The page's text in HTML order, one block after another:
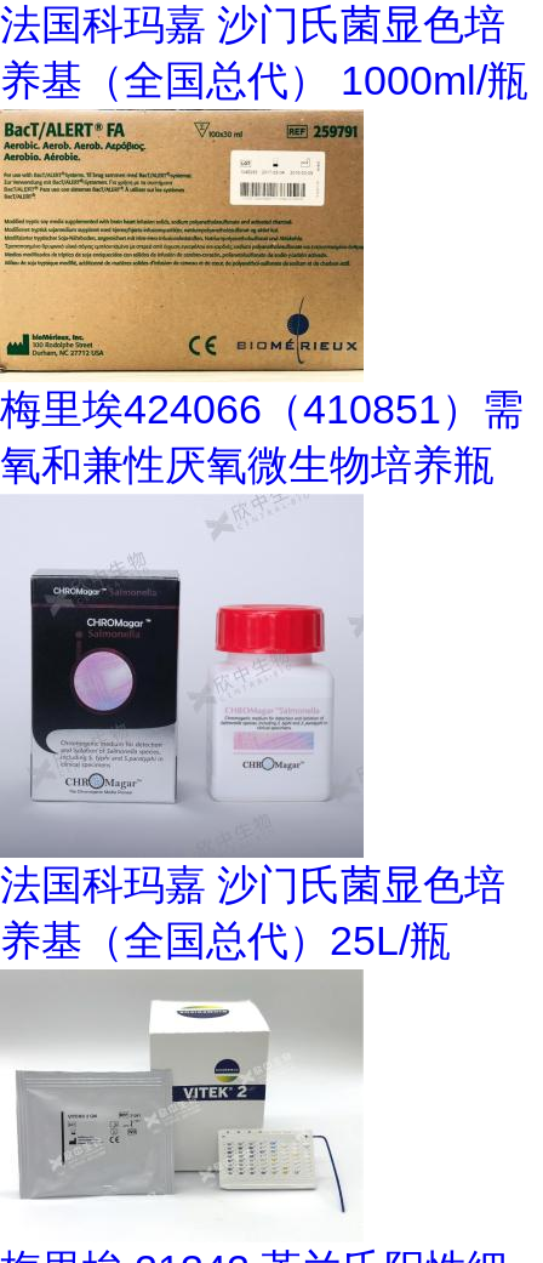
法国科玛嘉 沙门氏菌显色培
养基（全国总代） 1000ml/瓶
梅里埃424066（410851）需
氧和兼性厌氧微生物培养瓶
法国科玛嘉 沙门氏菌显色培
养基（全国总代）25L/瓶